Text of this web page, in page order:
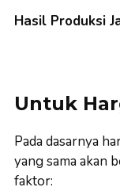
Hasil Produksi
Untuk
Pada dasarnya
yang sama akan
faktor: